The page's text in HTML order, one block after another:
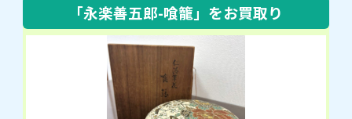
「永楽善五郎-喰籠」 をお買取り